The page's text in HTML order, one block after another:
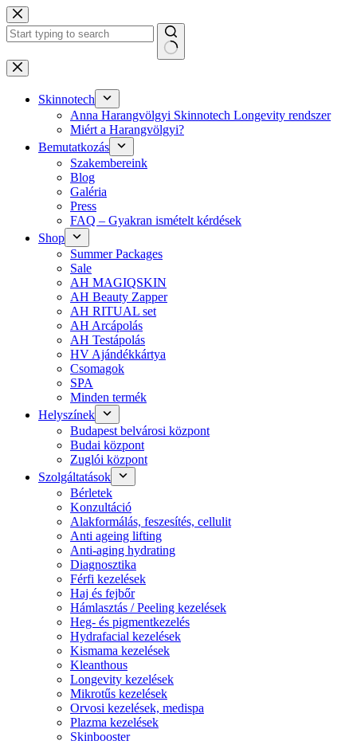
Skip
to
content
No
results
Skinnotech
Anna Harangvölgyi Skinnotech Longevity rendszer
Miért a Harangvölgyi?
Bemutatkozás
Szakembereink
Blog
Galéria
Press
FAQ – Gyakran ismételt kérdések
Shop
Summer Packages
Sale
AH MAGIQSKIN
AH Beauty Zapper
AH RITUAL set
AH Arcápolás
AH Testápolás
HV Ajándékkártya
Csomagok
SPA
Minden termék
Helyszínek
Budapest belvárosi központ
Budai központ
Zuglói központ
Szolgáltatások
Bérletek
Konzultáció
Alakformálás, feszesítés, cellulit
Anti ageing lifting
Anti-aging hydrating
Diagnosztika
Férfi kezelések
Haj és fejbőr
Hámlasztás / Peeling kezelések
Heg- és pigmentkezelés
Hydrafacial kezelések
Kismama kezelések
Kleanthous
Longevity kezelések
Mikrotűs kezelések
Orvosi kezelések, medispa
Plazma kezelések
Skinbooster